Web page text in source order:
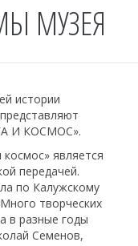
МУЗЕЯ
истории
И КОСМОС».
является
передачей.
по Калужскому
творческих
в разные годы
Семенов,